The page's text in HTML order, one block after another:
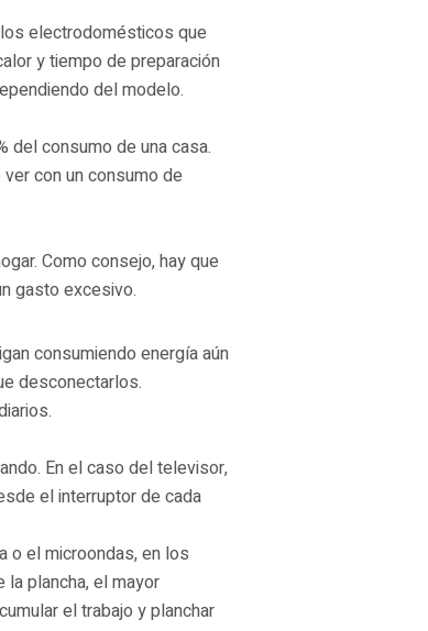
electrodomésticos que
y tiempo de preparación
del modelo.
consumo de una casa.
con un consumo de
Como consejo, hay que
gasto excesivo.
consumiendo energía aún
desconectarlos.
En el caso del televisor,
el interruptor de cada
o el microondas, en los
plancha, el mayor
el trabajo y planchar